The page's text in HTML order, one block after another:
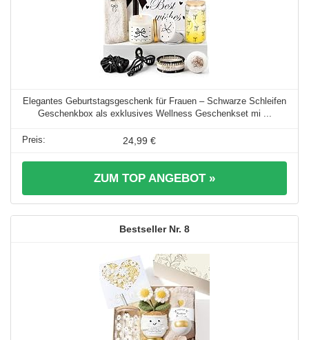
Elegantes Geburtstagsgeschenk für Frauen – Schwarze Schleifen
Geschenkbox als exklusives Wellness Geschenkset mi ...
24,99 €
ZUM TOP ANGEBOT »
8